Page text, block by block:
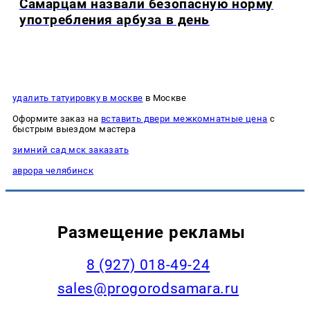
Самарцам назвали безопасную норму
употребления арбуза в день
удалить татуировку в москве в Москве
Оформите заказ на вставить двери межкомнатные цена с
быстрым выездом мастера
зимний сад мск заказать
аврора челябинск
Размещение рекламы
8 (927) 018-49-24
sales@progorodsamara.ru